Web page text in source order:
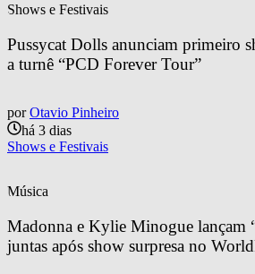
Shows e Festivais
Pussycat Dolls anunciam primeiro
a turnê “PCD Forever Tour”
por Otavio Pinheiro
há 3 dias
Shows e Festivais
Música
Madonna e Kylie Minogue lançam
juntas após show surpresa no